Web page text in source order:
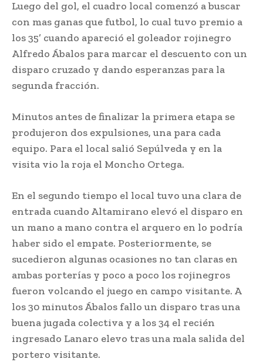
Luego del gol, el cuadro local comenzó a buscar
con mas ganas que futbol, lo cual tuvo premio a
los 35’ cuando apareció el goleador rojinegro
Alfredo Ábalos para marcar el descuento con un
disparo cruzado y dando esperanzas para la
segunda fracción.
Minutos antes de finalizar la primera etapa se
produjeron dos expulsiones, una para cada
equipo. Para el local salió Sepúlveda y en la
visita vio la roja el Moncho Ortega.
En el segundo tiempo el local tuvo una clara de
entrada cuando Altamirano elevó el disparo en
un mano a mano contra el arquero en lo podría
haber sido el empate. Posteriormente, se
sucedieron algunas ocasiones no tan claras en
ambas porterías y poco a poco los rojinegros
fueron volcando el juego en campo visitante. A
los 30 minutos Ábalos fallo un disparo tras una
buena jugada colectiva y a los 34 el recién
ingresado Lanaro elevo tras una mala salida del
portero visitante.